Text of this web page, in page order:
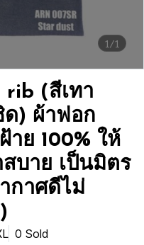
1/1
rib (สีเทา
ด) ผ้าฟอก
ย 100% ให้
บาย เป็นมิตร
กาศดีไม่
0 Sold